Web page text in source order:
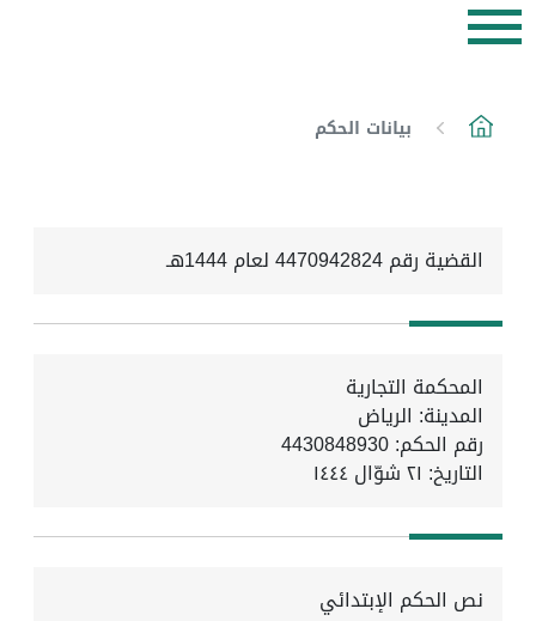
بيانات الحكم
القضية رقم 4470942824 لعام 1444هـ
المحكمة التجارية
المدينة: الرياض
رقم الحكم: 4430848930
التاريخ: ٢١ شوّال ١٤٤٤
نص الحكم الإبتدائي